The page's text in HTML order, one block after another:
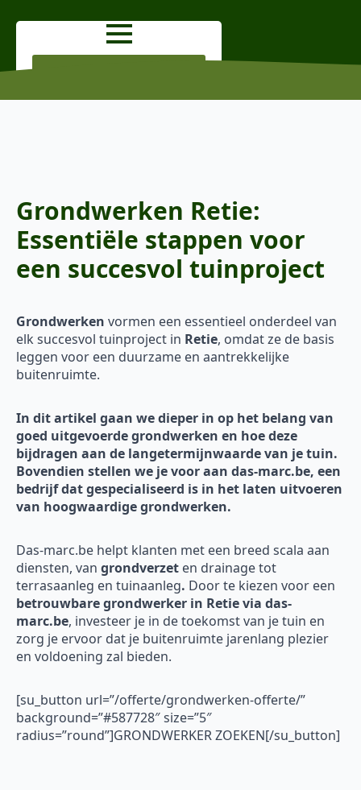
Grondwerken Retie:
Essentiële stappen voor
een succesvol tuinproject
Grondwerken vormen een essentieel onderdeel van
elk succesvol tuinproject in Retie, omdat ze de basis
leggen voor een duurzame en aantrekkelijke
buitenruimte.
In dit artikel gaan we dieper in op het belang van
goed uitgevoerde grondwerken en hoe deze
bijdragen aan de langetermijnwaarde van je tuin.
Bovendien stellen we je voor aan das-marc.be, een
bedrijf dat gespecialiseerd is in het laten uitvoeren
van hoogwaardige grondwerken.
Das-marc.be helpt klanten met een breed scala aan
diensten, van grondverzet en drainage tot
terrasaanleg en tuinaanleg. Door te kiezen voor een
betrouwbare grondwerker in Retie via das-
marc.be, investeer je in de toekomst van je tuin en
zorg je ervoor dat je buitenruimte jarenlang plezier
en voldoening zal bieden.
[su_button url=”/offerte/grondwerken-offerte/”
background=”#587728″ size=”5″
radius=”round”]GRONDWERKER ZOEKEN[/su_button]